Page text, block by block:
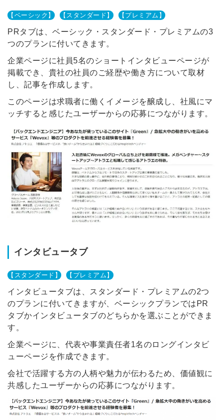
【ベーシック】 【スタンダード】 【プレミアム】
PRタブは、ベーシック・スタンダード・プレミアムの3
つのプランに付いてきます。
企業ページに社員5名のショートインタビューページが
掲載でき、貴社の社員のご経歴や働き方について取材
し、記事を作成します。
このページは求職者に働くイメージを醸成し、社風にマ
ッチすると感じたユーザーからの応募につながります。
インタビュータブ
【スタンダード】 【プレミアム】
インタビュータブは、スタンダード・プレミアムの2つ
のプランに付いてきますが、ベーシックプランではPR
タブかインタビュータブのどちらかを選ぶことができま
す。
企業ページに、代表や事業責任者1名のロングインタビ
ューページを作成できます。
会社で活躍する方の人柄や魅力が伝わるため、価値観に
共感したユーザーからの応募につながります。